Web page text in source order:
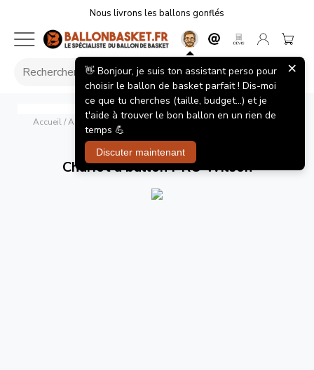
Nous livrons les ballons gonflés
Chariot à ballon PRO Wilson Wilson
Accueil/Accessoires Ballons de Basket/ Chariot à ballon PRO
Chariot à ballon PRO Wilson
👋 Bonjour, je suis ton assistant perso pour
choisir le ballon de basket parfait ! Dis-moi
ce que tu cherches (taille, budget...) et je
t'aide à trouver le bon ballon en un rien de
temps 💪
Discuter maintenant
×